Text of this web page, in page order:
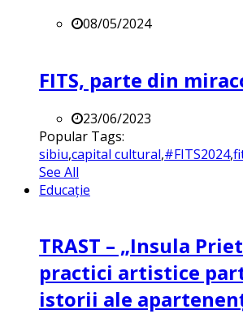
08/05/2024
FITS, parte din
23/06/2023
Popular Tags:
sibiu,capital cultural,#FITS2024,
See All
Educație
TRAST – „Insula
practici artistice
istorii ale